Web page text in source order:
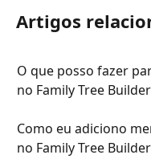
Artigos
O que posso fazer
no Family Tree
Como eu adiciono
no Family Tree